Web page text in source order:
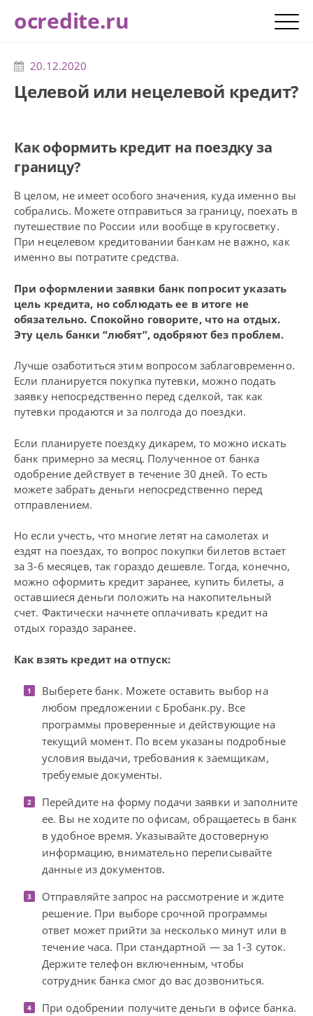
ocredite.ru
20.12.2020
Целевой или нецелевой кредит?
Как оформить кредит на поездку за
границу?
В целом, не имеет особого значения, куда именно вы
собрались. Можете отправиться за границу, поехать в
путешествие по России или вообще в кругосветку.
При нецелевом кредитовании банкам не важно, как
именно вы потратите средства.
При оформлении заявки банк попросит указать
цель кредита, но соблюдать ее в итоге не
обязательно. Спокойно говорите, что на отдых.
Эту цель банки “любят”, одобряют без проблем.
Лучше озаботиться этим вопросом заблаговременно.
Если планируется покупка путевки, можно подать
заявку непосредственно перед сделкой, так как
путевки продаются и за полгода до поездки.
Если планируете поездку дикарем, то можно искать
банк примерно за месяц. Полученное от банка
одобрение действует в течение 30 дней. То есть
можете забрать деньги непосредственно перед
отправлением.
Но если учесть, что многие летят на самолетах и
ездят на поездах, то вопрос покупки билетов встает
за 3-6 месяцев, так гораздо дешевле. Тогда, конечно,
можно оформить кредит заранее, купить билеты, а
оставшиеся деньги положить на накопительный
счет. Фактически начнете оплачивать кредит на
отдых гораздо заранее.
Как взять кредит на отпуск:
Выберете банк. Можете оставить выбор на
любом предложении с Бробанк.ру. Все
программы проверенные и действующие на
текущий момент. По всем указаны подробные
условия выдачи, требования к заемщикам,
требуемые документы.
Перейдите на форму подачи заявки и заполните
ее. Вы не ходите по офисам, обращаетесь в банк
в удобное время. Указывайте достоверную
информацию, внимательно переписывайте
данные из документов.
Отправляйте запрос на рассмотрение и ждите
решение. При выборе срочной программы
ответ может прийти за несколько минут или в
течение часа. При стандартной — за 1-3 суток.
Держите телефон включенным, чтобы
сотрудник банка смог до вас дозвониться.
При одобрении получите деньги в офисе банка.